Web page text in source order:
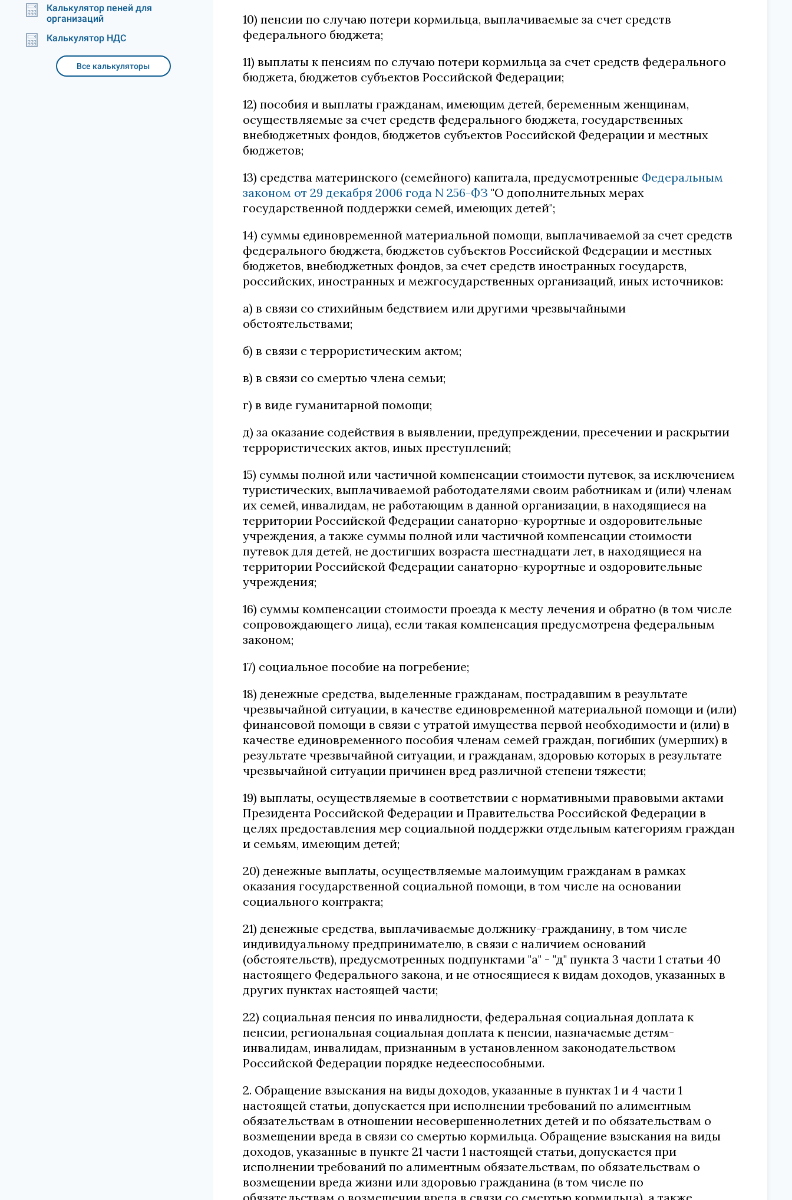
Калькулятор пеней для
организаций
Калькулятор НДС
Все калькуляторы
10) пенсии по случаю потери кормильца, выплачиваемые за счет средств
федерального бюджета;
11) выплаты к пенсиям по случаю потери кормильца за счет средств федерального
бюджета, бюджетов субъектов Российской Федерации;
12) пособия и выплаты гражданам, имеющим детей, беременным женщинам,
осуществляемые за счет средств федерального бюджета, государственных
внебюджетных фондов, бюджетов субъектов Российской Федерации и местных
бюджетов;
13) средства материнского (семейного) капитала, предусмотренные Федеральным
законом от 29 декабря 2006 года N 256-ФЗ "О дополнительных мерах
государственной поддержки семей, имеющих детей";
14) суммы единовременной материальной помощи, выплачиваемой за счет средств
федерального бюджета, бюджетов субъектов Российской Федерации и местных
бюджетов, внебюджетных фондов, за счет средств иностранных государств,
российских, иностранных и межгосударственных организаций, иных источников:
а) в связи со стихийным бедствием или другими чрезвычайными
обстоятельствами;
б) в связи с террористическим актом;
в) в связи со смертью члена семьи;
г) в виде гуманитарной помощи;
д) за оказание содействия в выявлении, предупреждении, пресечении и раскрытии
террористических актов, иных преступлений;
15) суммы полной или частичной компенсации стоимости путевок, за исключением
туристических, выплачиваемой работодателями своим работникам и (или) членам
их семей, инвалидам, не работающим в данной организации, в находящиеся на
территории Российской Федерации санаторно-курортные и оздоровительные
учреждения, а также суммы полной или частичной компенсации стоимости
путевок для детей, не достигших возраста шестнадцати лет, в находящиеся на
территории Российской Федерации санаторно-курортные и оздоровительные
учреждения;
16) суммы компенсации стоимости проезда к месту лечения и обратно (в том числе
сопровождающего лица), если такая компенсация предусмотрена федеральным
законом;
17) социальное пособие на погребение;
18) денежные средства, выделенные гражданам, пострадавшим в результате
чрезвычайной ситуации, в качестве единовременной материальной помощи и (или)
финансовой помощи в связи с утратой имущества первой необходимости и (или) в
качестве единовременного пособия членам семей граждан, погибших (умерших) в
результате чрезвычайной ситуации, и гражданам, здоровью которых в результате
чрезвычайной ситуации причинен вред различной степени тяжести;
19) выплаты, осуществляемые в соответствии с нормативными правовыми актами
Президента Российской Федерации и Правительства Российской Федерации в
целях предоставления мер социальной поддержки отдельным категориям граждан
и семьям, имеющим детей;
20) денежные выплаты, осуществляемые малоимущим гражданам в рамках
оказания государственной социальной помощи, в том числе на основании
социального контракта;
21) денежные средства, выплачиваемые должнику-гражданину, в том числе
индивидуальному предпринимателю, в связи с наличием оснований
(обстоятельств), предусмотренных подпунктами "а" - "д" пункта 3 части 1 статьи 40
настоящего Федерального закона, и не относящиеся к видам доходов, указанных в
других пунктах настоящей части;
22) социальная пенсия по инвалидности, федеральная социальная доплата к
пенсии, региональная социальная доплата к пенсии, назначаемые детям-
инвалидам, инвалидам, признанным в установленном законодательством
Российской Федерации порядке недееспособными.
2. Обращение взыскания на виды доходов, указанные в пунктах 1 и 4 части 1
настоящей статьи, допускается при исполнении требований по алиментным
обязательствам в отношении несовершеннолетних детей и по обязательствам о
возмещении вреда в связи со смертью кормильца. Обращение взыскания на виды
доходов, указанные в пункте 21 части 1 настоящей статьи, допускается при
исполнении требований по алиментным обязательствам, по обязательствам о
возмещении вреда жизни или здоровью гражданина (в том числе по